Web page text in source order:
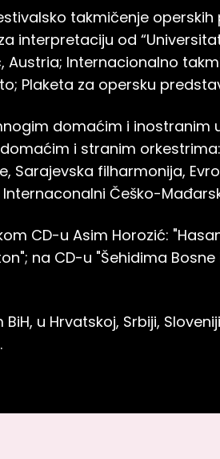
takmičenje
interpretaciju od
Austria; Internacionalno
Plaketa za opersku
domaćim i
i stranim orkestrima:
Sarajevska filharmonija,
Češko-
CD-u Asim Horozić:
na CD-u "Šehidima Bosne
u Hrvatskoj, Srbiji,